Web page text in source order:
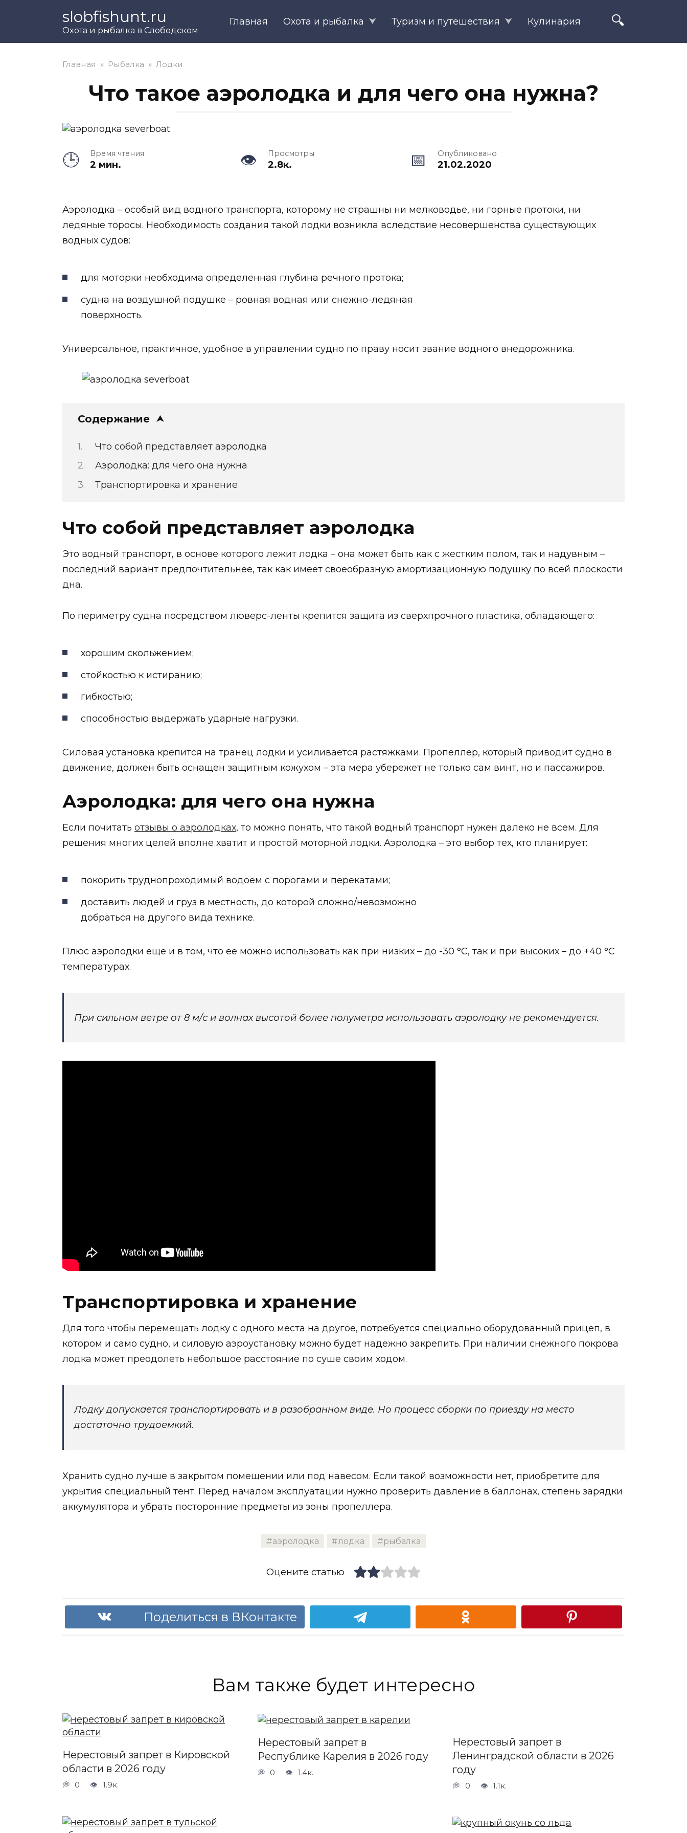
slobfishunt.ru
Охота и рыбалка в Слободском
Главная Охота и рыбалка Туризм и путешествия Кулинария
Главная » Рыбалка » Лодки
Что такое аэролодка и для чего она нужна?
Время чтения
2 мин.
Просмотры
2.8к.
Опубликовано
21.02.2020
Аэролодка – особый вид водного транспорта, которому не страшны ни мелководье, ни горные протоки, ни
ледяные торосы. Необходимость создания такой лодки возникла вследствие несовершенства существующих
водных судов:
для моторки необходима определенная глубина речного протока;
судна на воздушной подушке – ровная водная или снежно-ледяная
поверхность.
Универсальное, практичное, удобное в управлении судно по праву носит звание водного внедорожника.
Содержание
Что собой представляет аэролодка
Аэролодка: для чего она нужна
Транспортировка и хранение
Что собой представляет аэролодка
Это водный транспорт, в основе которого лежит лодка – она может быть как с жестким полом, так и надувным –
последний вариант предпочтительнее, так как имеет своеобразную амортизационную подушку по всей плоскости
дна.
По периметру судна посредством люверс-ленты крепится защита из сверхпрочного пластика, обладающего:
хорошим скольжением;
стойкостью к истиранию;
гибкостью;
способностью выдержать ударные нагрузки.
Силовая установка крепится на транец лодки и усиливается растяжками. Пропеллер, который приводит судно в
движение, должен быть оснащен защитным кожухом – эта мера убережет не только сам винт, но и пассажиров.
Аэролодка: для чего она нужна
Если почитать отзывы о аэролодках, то можно понять, что такой водный транспорт нужен далеко не всем. Для
решения многих целей вполне хватит и простой моторной лодки. Аэролодка – это выбор тех, кто планирует:
покорить труднопроходимый водоем с порогами и перекатами;
доставить людей и груз в местность, до которой сложно/невозможно
добраться на другого вида технике.
Плюс аэролодки еще и в том, что ее можно использовать как при низких – до -30 °С, так и при высоких – до +40 °С
температурах.
При сильном ветре от 8 м/с и волнах высотой более полуметра использовать аэролодку не рекомендуется.
Транспортировка и хранение
Для того чтобы перемещать лодку с одного места на другое, потребуется специально оборудованный прицеп, в
котором и само судно, и силовую аэроустановку можно будет надежно закрепить. При наличии снежного покрова
лодка может преодолеть небольшое расстояние по суше своим ходом.
Лодку допускается транспортировать и в разобранном виде. Но процесс сборки по приезду на место
достаточно трудоемкий.
Хранить судно лучше в закрытом помещении или под навесом. Если такой возможности нет, приобретите для
укрытия специальный тент. Перед началом эксплуатации нужно проверить давление в баллонах, степень зарядки
аккумулятора и убрать посторонние предметы из зоны пропеллера.
аэролодка лодка рыбалка
Оцените статью
Поделиться в ВКонтакте
Вам также будет интересно
Нерестовый запрет в Кировской
области в 2026 году
0 1.9к.
Нерестовый запрет в
Республике Карелия в 2026 году
0 1.4к.
Нерестовый запрет в
Ленинградской области в 2026
году
0 1.1к.